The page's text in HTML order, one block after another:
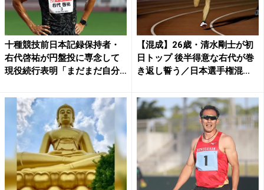
十種競技前日本記録保持者・
右代啓祐が円盤投に専念して
現役続行表明「まだまだ自分
【混成】26歳・清水剛士が初
日トップ 後半得意な右代が巻
き返し誓う／日本選手権混...